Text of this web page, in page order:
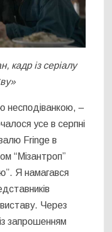
кадр із серіалу
несподіванкою, –
усе в серпні
Fringe в
“Мізантроп”
Я намагався
Через
запрошенням